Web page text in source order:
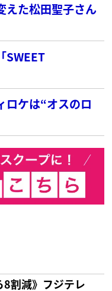
えた松田聖子さん
SWEET
ロケは“オスのロ
8割減》フジテレ